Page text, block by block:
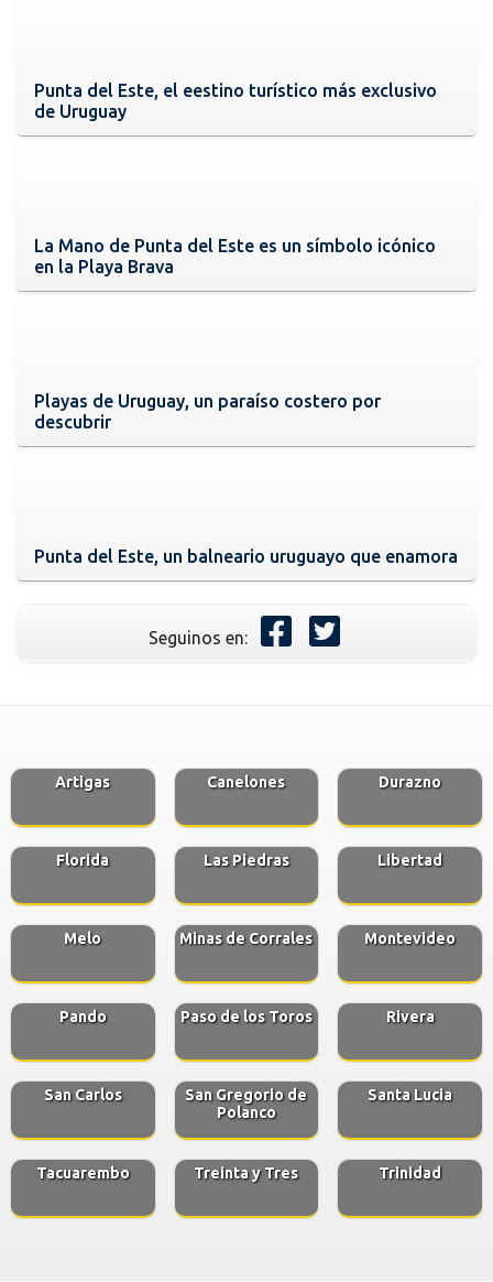
Punta del Este, el eestino turístico más exclusivo
de Uruguay
La Mano de Punta del Este es un símbolo icónico
en la Playa Brava
Playas de Uruguay, un paraíso costero por
descubrir
Punta del Este, un balneario uruguayo que enamora
Seguinos en:
Artigas Canelones Durazno
Florida Las Piedras Libertad
Melo Minas de Corrales Montevideo
Pando Paso de los Toros Rivera
San Carlos
San Gregorio de
Polanco
Santa Lucia
Tacuarembo Treinta y Tres Trinidad